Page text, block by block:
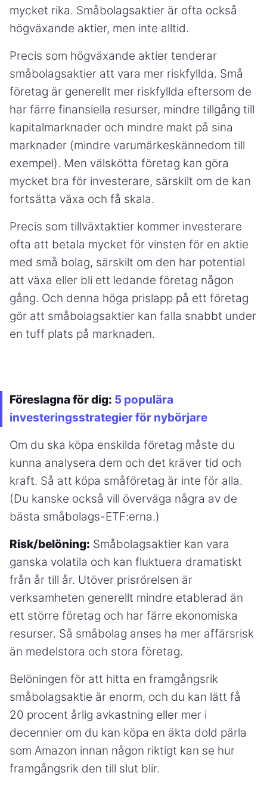
mycket rika. Småbolagsaktier är ofta också
högväxande aktier, men inte alltid.
Precis som högväxande aktier tenderar
småbolagsaktier att vara mer riskfyllda. Små
företag är generellt mer riskfyllda eftersom de
har färre finansiella resurser, mindre tillgång till
kapitalmarknader och mindre makt på sina
marknader (mindre varumärkeskännedom till
exempel). Men välskötta företag kan göra
mycket bra för investerare, särskilt om de kan
fortsätta växa och få skala.
Precis som tillväxtaktier kommer investerare
ofta att betala mycket för vinsten för en aktie
med små bolag, särskilt om den har potential
att växa eller bli ett ledande företag någon
gång. Och denna höga prislapp på ett företag
gör att småbolagsaktier kan falla snabbt under
en tuff plats på marknaden.
Föreslagna för dig: 5 populära
investeringsstrategier för nybörjare
Om du ska köpa enskilda företag måste du
kunna analysera dem och det kräver tid och
kraft. Så att köpa småföretag är inte för alla.
(Du kanske också vill överväga några av de
bästa småbolags-ETF:erna.)
Risk/belöning: Småbolagsaktier kan vara
ganska volatila och kan fluktuera dramatiskt
från år till år. Utöver prisrörelsen är
verksamheten generellt mindre etablerad än
ett större företag och har färre ekonomiska
resurser. Så småbolag anses ha mer affärsrisk
än medelstora och stora företag.
Belöningen för att hitta en framgångsrik
småbolagsaktie är enorm, och du kan lätt få
20 procent årlig avkastning eller mer i
decennier om du kan köpa en äkta dold pärla
som Amazon innan någon riktigt kan se hur
framgångsrik den till slut blir.